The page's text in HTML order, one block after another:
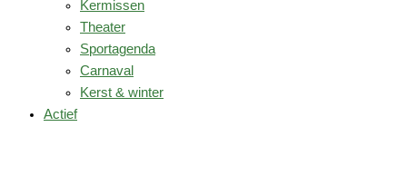
Kermissen
Theater
Sportagenda
Carnaval
Kerst & winter
Actief